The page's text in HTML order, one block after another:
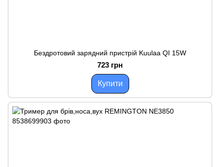
Бездротовий зарядний пристрій Kuulaa QI 15W
723 грн
Купити